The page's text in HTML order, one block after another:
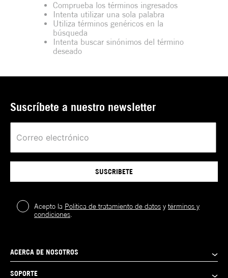
Comprueba los términos ingresados
Intenta utilizar una sola palabra
Utiliza términos genéricos en la
búsqueda
Intenta buscar sinónimos del término
deseado
Suscríbete a nuestro newsletter
SUSCRIBETE
Acepto la Política de tratamiento de datos ytérminos y
condiciones
ACERCA DE NOSOTROS
SOPORTE